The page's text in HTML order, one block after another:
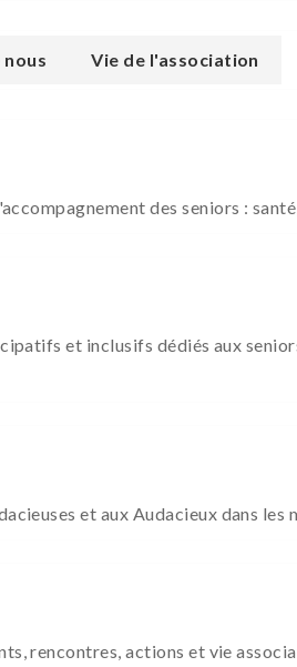
nous Vie de l'association
des seniors :
et inclusifs dédiés aux
et aux Audacieux dans les
rencontres, actions et vie